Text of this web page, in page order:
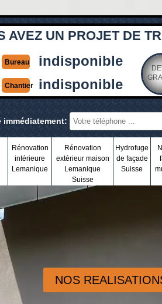
AVEZ UN PROJET DE
Bureau indisponible
Chantier indisponible
immédiatement:
Rénovation
intérieure
Lemanique
Rénovation
extérieur maison
Lemanique
Suisse
Hydrofuge
de façade
Suisse
NOS